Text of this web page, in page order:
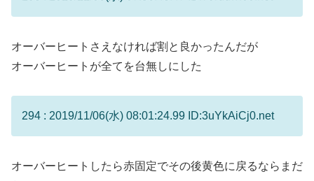
オーバーヒートさえなければ割と良かったんだが
オーバーヒートが全てを台無しにした
294 : 2019/11/06(水) 08:01:24.99 ID:3uYkAiCj0.net
オーバーヒートしたら赤固定でその後黄色に戻るならまだ